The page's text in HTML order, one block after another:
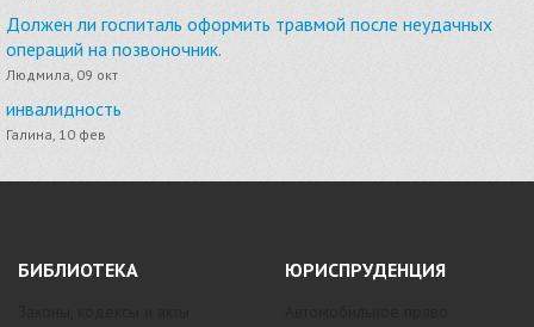
Должен ли госпиталь оформить травмой после неудачных
операций на позвоночник.
Людмила, 09 окт
инвалидность
Галина, 10 фев
БИБЛИОТЕКА ЮРИСПРУДЕНЦИЯ